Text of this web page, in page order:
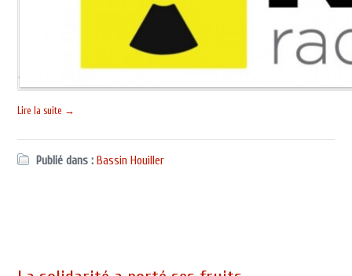
Lire la suite →
Publié dans : Bassin Houiller